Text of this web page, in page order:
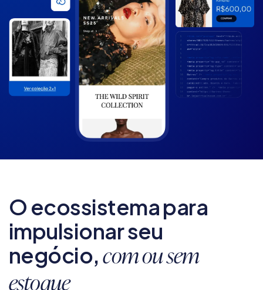
O ecossistema para
impulsionar seu
negócio,com ou sem
estoque